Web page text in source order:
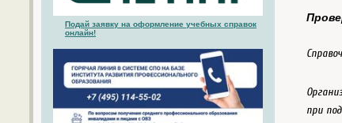
Подай заявку на оформление учебных справок
онлайн!
при